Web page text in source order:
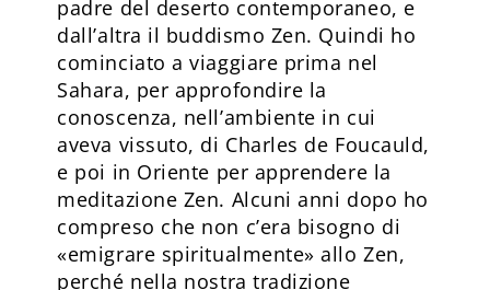
padre del deserto contemporaneo, e
dall’altra il buddismo Zen. Quindi ho
cominciato a viaggiare prima nel
Sahara, per approfondire la
conoscenza, nell’ambiente in cui
aveva vissuto, di Charles de Foucauld,
e poi in Oriente per apprendere la
meditazione Zen. Alcuni anni dopo ho
compreso che non c’era bisogno di
«emigrare spiritualmente» allo Zen,
perché nella nostra tradizione